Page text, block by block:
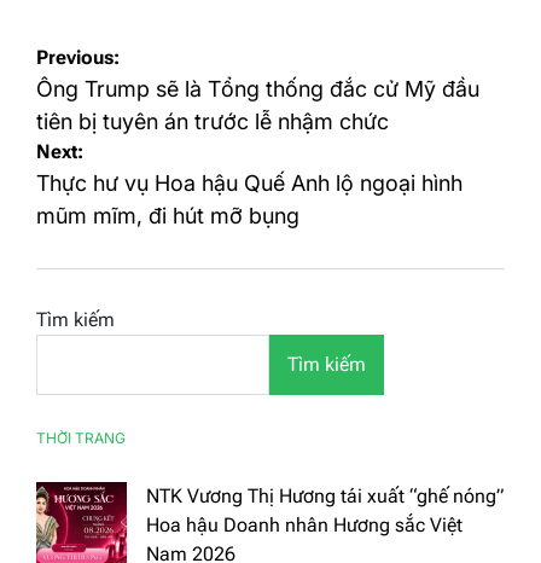
Điều
hướng
bài
viết
Previous:
Ông Trump sẽ là Tổng thống đắc cử Mỹ đầu
tiên bị tuyên án trước lễ nhậm chức
Next:
Thực hư vụ Hoa hậu Quế Anh lộ ngoại hình
mũm mĩm, đi hút mỡ bụng
Tìm kiếm
Tìm kiếm
THỜI TRANG
NTK Vương Thị Hương tái xuất “ghế nóng”
Hoa hậu Doanh nhân Hương sắc Việt
Nam 2026